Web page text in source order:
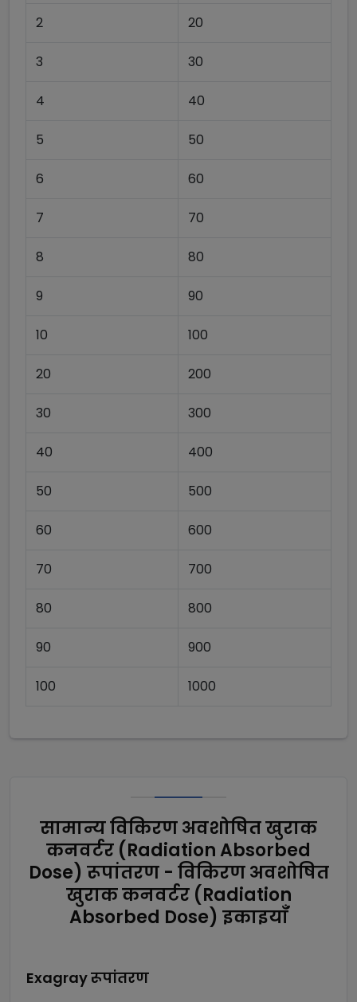
2 20
3 30
4 40
5 50
6 60
7 70
8 80
9 90
10 100
20 200
30 300
40 400
50 500
60 600
70 700
80 800
90 900
100 1000
सामान्य विकिरण अवशोषित खुराक
कनवर्टर (Radiation Absorbed
Dose) रूपांतरण - विकिरण अवशोषित
खुराक कनवर्टर (Radiation
Absorbed Dose) इकाइयाँ
Exagrayरूपांतरण